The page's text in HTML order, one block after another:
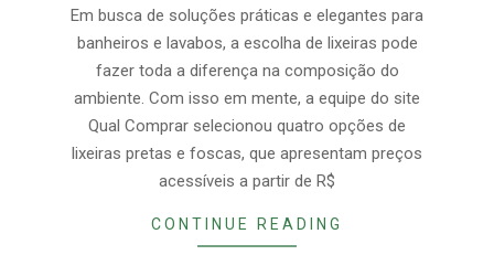
30
Em busca de soluções práticas e elegantes para
banheiros e lavabos, a escolha de lixeiras pode
fazer toda a diferença na composição do
ambiente. Com isso em mente, a equipe do site
Qual Comprar selecionou quatro opções de
lixeiras pretas e foscas, que apresentam preços
acessíveis a partir de R$
CONTINUE READING